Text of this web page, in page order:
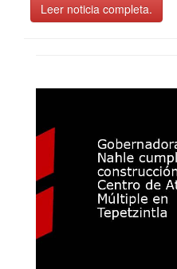
Leer noticia completa.